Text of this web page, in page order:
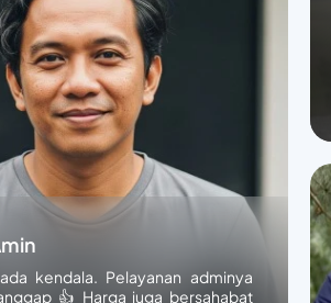
kendala. Pelayanan adminya
👍 Harga juga bersahabat